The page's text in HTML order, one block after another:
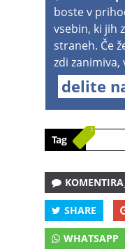
boste v
vsebin, ki jih
straneh. Če
zdi
delite
Tag
SHARE
WHATSAPP